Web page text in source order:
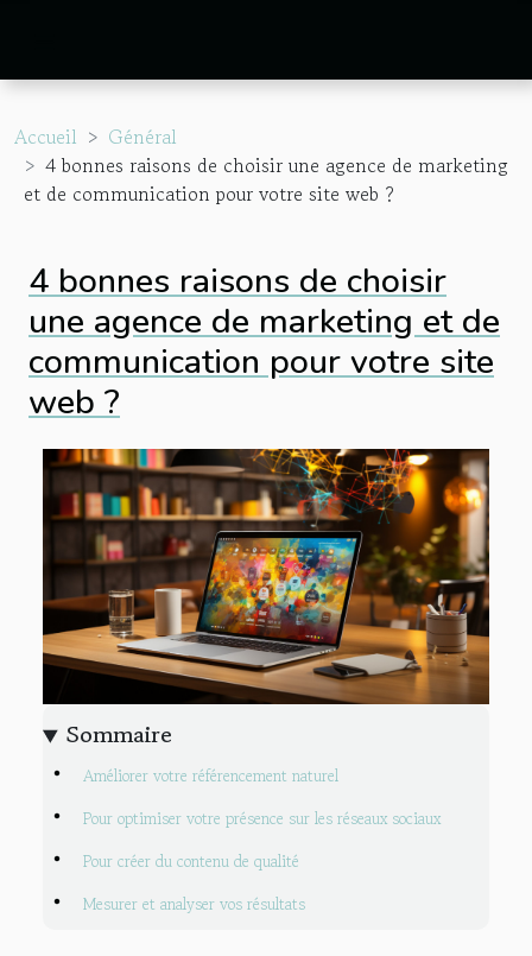
Accueil
Général
4 bonnes raisons de choisir une agence de marketing
et de communication pour votre site web ?
4 bonnes raisons de choisir
une agence de marketing et de
communication pour votre site
web ?
Sommaire
Améliorer votre référencement naturel
Pour optimiser votre présence sur les réseaux sociaux
Pour créer du contenu de qualité
Mesurer et analyser vos résultats